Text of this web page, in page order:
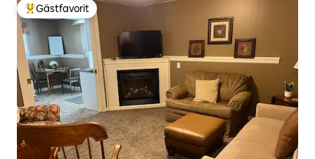
Populär gästfavorit
Gästfavorit